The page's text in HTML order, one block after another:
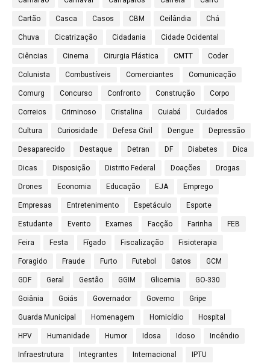
Cartão Casca Casos CBM Ceilândia Chá
Chuva Cicatrização Cidadania Cidade Ocidental
Ciências Cinema Cirurgia Plástica CMTT Coder
Colunista Combustíveis Comerciantes Comunicação
Comurg Concurso Confronto Construção Corpo
Correios Criminoso Cristalina Cuiabá Cuidados
Cultura Curiosidade Defesa Civil Dengue Depressão
Desaparecido Destaque Detran DF Diabetes Dica
Dicas Disposição Distrito Federal Doações Drogas
Drones Economia Educação EJA Emprego
Empresas Entretenimento Espetáculo Esporte
Estudante Evento Exames Facção Farinha FEB
Feira Festa Fígado Fiscalização Fisioterapia
Foragido Fraude Furto Futebol Gatos GCM
GDF Geral Gestão GGIM Glicemia GO-330
Goiânia Goiás Governador Governo Gripe
Guarda Municipal Homenagem Homicídio Hospital
HPV Humanidade Humor Idosa Idoso Incêndio
Infraestrutura Integrantes Internacional IPTU